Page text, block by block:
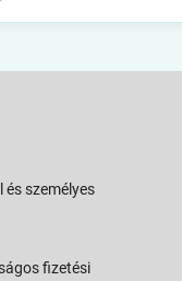
személyes
fizetési